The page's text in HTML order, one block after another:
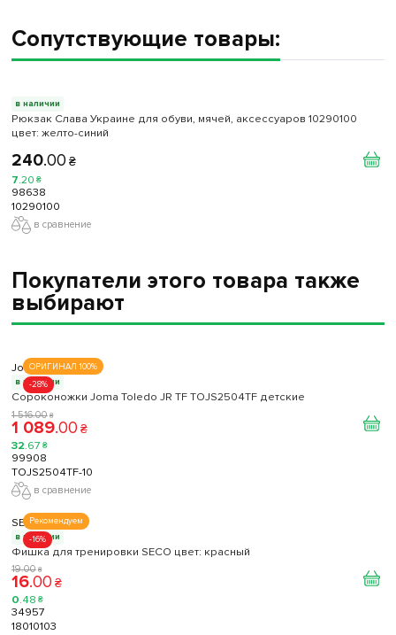
Сопутствующие товары:
в наличии
Рюкзак Слава Украине для обуви, мячей, аксессуаров 10290100
цвет: желто-синий
240.00 ₴
7.20 ₴
98638
10290100
в сравнение
Покупатели этого товара также
выбирают
ОРИГИНАЛ 100%
-28%
Joma
в наличии
Сороконожки Joma Toledo JR TF TOJS2504TF детские
1 516.00 ₴
1 089.00 ₴
32.67 ₴
99908
TOJS2504TF-10
в сравнение
Рекомендуем
-16%
SECO
в наличии
Фишка для тренировки SECO цвет: красный
19.00 ₴
16.00 ₴
0.48 ₴
34957
18010103